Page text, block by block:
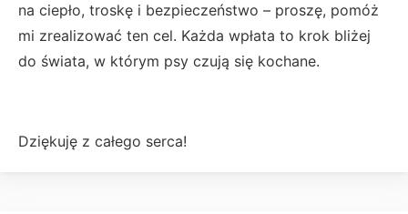
na ciepło, troskę i bezpieczeństwo – proszę, pomóż
mi zrealizować ten cel. Każda wpłata to krok bliżej
do świata, w którym psy czują się kochane.
Dziękuję z całego serca!